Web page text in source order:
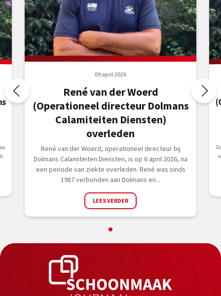
09 april 2026
René van der Woerd
(Operationeel directeur Dolmans
Calamiteiten Diensten)
overleden
René van der Woerd, operationeel directeur bij
Dolmans Calamiteiten Diensten, is op 6 april 2026, na
een periode van ziekte overleden. René was sinds
1987 verbonden aan Dolmans en...
LEES VERDER